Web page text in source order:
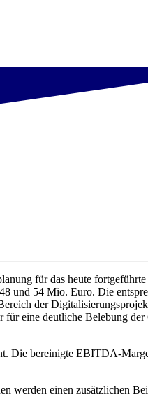
für das heute
und 54 Mio. Euro. Die
der
für eine deutliche Belebung
Die bereinigte EBITDA-
werden einen zusätzlichen